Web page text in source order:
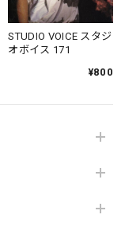
STUDIO VOICE スタジ
オボイス 171
¥800